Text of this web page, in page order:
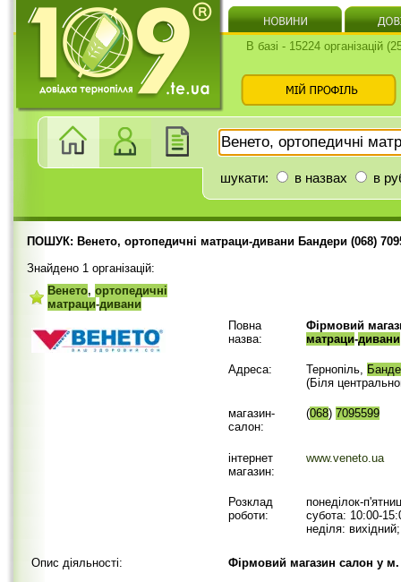
В базі - 15224 організацій
шукати: в назвах в
ПОШУК: Венето, ортопедичні матраци-дивани Бандери (068)
Знайдено 1 організацій:
Венето, ортопедичні
матраци-дивани
Повна
назва:
Фірмовий
матраци-дивани
Адреса: Тернопіль,
(Біля
магазин-
салон:
(068) 7095599
інтернет
магазин:
www.veneto.ua
Розклад
роботи:
понеділок-
субота: 10:00-
неділя: вихідний;
Опис діяльності:
Фірмовий магазин салон у м.